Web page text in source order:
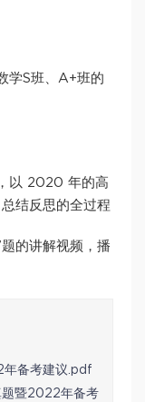
学S班、A+班的
以 2020 年的高
结反思的全过程
的讲解视频，播
备考建议.pdf
题暨2022年备考